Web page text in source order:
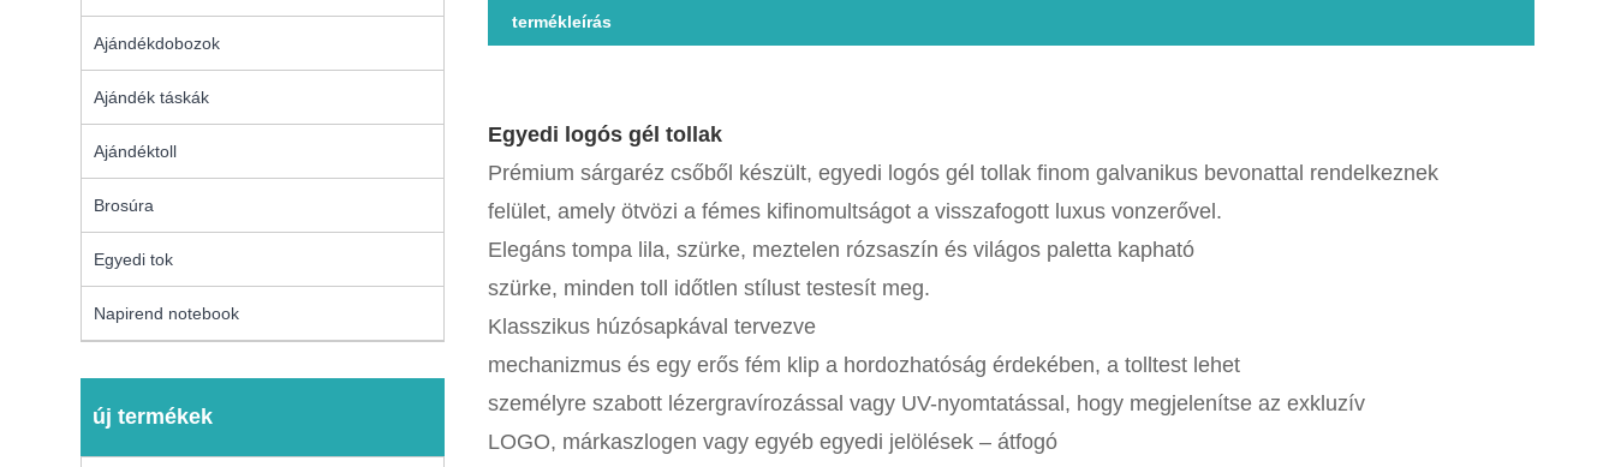
Ajándékdobozok
Ajándék táskák
Ajándéktoll
Brosúra
Egyedi tok
Napirend notebook
új termékek
termékleírás
Egyedi logós gél tollak
Prémium sárgaréz csőből készült, egyedi logós gél tollak finom galvanikus bevonattal rendelkeznek
felület, amely ötvözi a fémes kifinomultságot a visszafogott luxus vonzerővel.
Elegáns tompa lila, szürke, meztelen rózsaszín és világos paletta kapható
szürke, minden toll időtlen stílust testesít meg.
Klasszikus húzósapkával tervezve
mechanizmus és egy erős fém klip a hordozhatóság érdekében, a tolltest lehet
személyre szabott lézergravírozással vagy UV-nyomtatással, hogy megjelenítse az exkluzív
LOGO, márkaszlogen vagy egyéb egyedi jelölések – átfogó